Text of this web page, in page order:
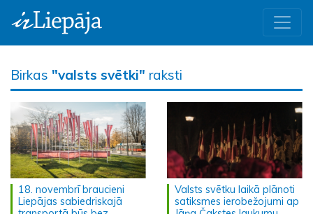
Birkas "valsts svētki" raksti
18. novembrī braucieni
Liepājas sabiedriskajā
Valsts svētku laikā plānoti
satiksmes ierobežojumi ap